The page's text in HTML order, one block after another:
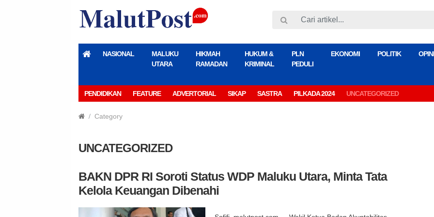
NASIONAL
MALUKU
UTARA
HIKMAH
RAMADAN
HUKUM &
KRIMINAL
PLN
PEDULI
EKONOMI POLITIK OPINI
PENDIDIKAN FEATURE ADVERTORIAL SIKAP SASTRA PILKADA 2024 UNCATEGORIZED
Category
UNCATEGORIZED
BAKN DPR RI Soroti Status WDP Maluku Utara, Minta Tata
Kelola Keuangan Dibenahi